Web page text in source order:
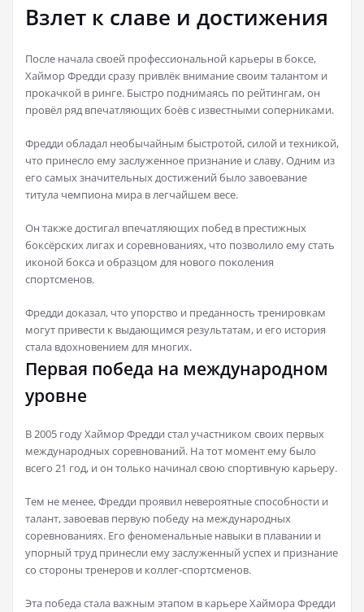
Взлет к славе и достижения
После начала своей профессиональной карьеры в боксе,
Хаймор Фредди сразу привлёк внимание своим талантом и
прокачкой в ринге. Быстро поднимаясь по рейтингам, он
провёл ряд впечатляющих боёв с известными соперниками.
Фредди обладал необычайным быстротой, силой и техникой,
что принесло ему заслуженное признание и славу. Одним из
его самых значительных достижений было завоевание
титула чемпиона мира в легчайшем весе.
Он также достигал впечатляющих побед в престижных
боксёрских лигах и соревнованиях, что позволило ему стать
иконой бокса и образцом для нового поколения
спортсменов.
Фредди доказал, что упорство и преданность тренировкам
могут привести к выдающимся результатам, и его история
стала вдохновением для многих.
Первая победа на международном
уровне
В 2005 году Хаймор Фредди стал участником своих первых
международных соревнований. На тот момент ему было
всего 21 год, и он только начинал свою спортивную карьеру.
Тем не менее, Фредди проявил невероятные способности и
талант, завоевав первую победу на международных
соревнованиях. Его феноменальные навыки в плавании и
упорный труд принесли ему заслуженный успех и признание
со стороны тренеров и коллег-спортсменов.
Эта победа стала важным этапом в карьере Хаймора Фредди